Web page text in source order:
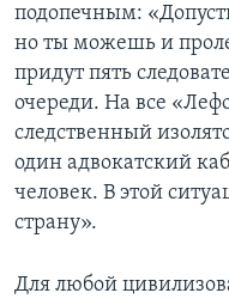
подопечным:
но ты можешь и
придут пять
очереди. На все
следственный
один адвокатский
человек. В этой
страну».
Для любой